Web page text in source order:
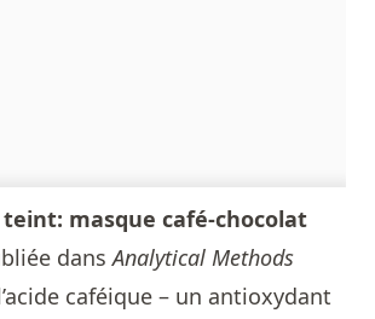
teint: masque café-chocolat
dansAnalytical Methods
caféique – un antioxydant